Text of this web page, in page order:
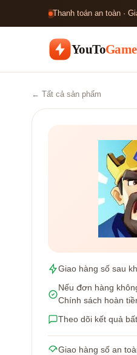
Thanh toán an toàn ·
YouToGame
← Tất cả sản phẩm
Giao hàng số sau
Nếu đơn hàng
Chính sách hoàn
Theo dõi kết quả
Giao hàng số an